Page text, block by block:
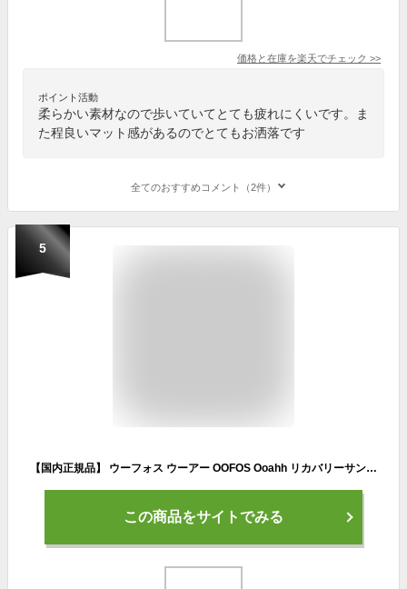
価格と在庫を楽天でチェック >>
ポイント活動
柔らかい素材なので歩いていてとても疲れにくいです。ま
た程良いマット感があるのでとてもお洒落です
全てのおすすめコメント（2件）
5
【国内正規品】 ウーフォス ウーアー OOFOS Ooahh リカバリーサンダル
この商品をサイトでみる